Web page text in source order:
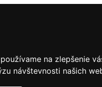
na zlepšenie
návštevnosti našich